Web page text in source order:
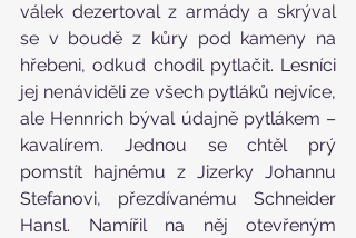
válek dezertoval z armády a skrýval
se v boudě z kůry pod kameny na
hřebeni, odkud chodil pytlačit. Lesníci
jej nenáviděli ze všech pytláků nejvíce,
ale Hennrich býval údajně pytlákem –
kavalírem. Jednou se chtěl prý
pomstít hajnému z Jizerky Johannu
Stefanovi, přezdívanému Schneider
Hansl. Namířil na něj otevřeným